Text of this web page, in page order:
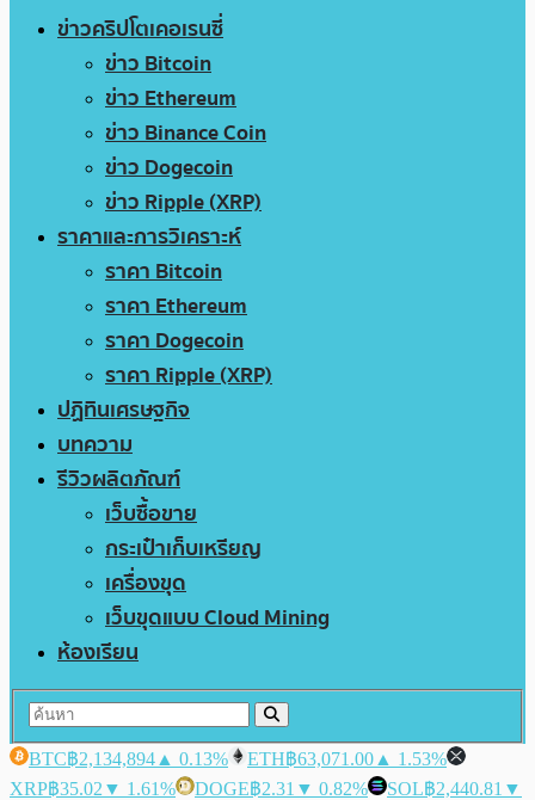
ข่าวคริปโตเคอเรนซี่
ข่าว Bitcoin
ข่าว Ethereum
ข่าว Binance Coin
ข่าว Dogecoin
ข่าว Ripple (XRP)
ราคาและการวิเคราะห์
ราคา Bitcoin
ราคา Ethereum
ราคา Dogecoin
ราคา Ripple (XRP)
ปฏิทินเศรษฐกิจ
บทความ
รีวิวผลิตภัณฑ์
เว็บซื้อขาย
กระเป๋าเก็บเหรียญ
เครื่องขุด
เว็บขุดแบบ Cloud Mining
ห้องเรียน
BTC฿2,134,894 ▲ 0.13% ETH฿63,071.00 ▲ 1.53%
XRP฿35.02 ▼ 1.61% DOGE฿2.31 ▼ 0.82% SOL฿2,440.81 ▼